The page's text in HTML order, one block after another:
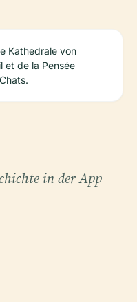
Kathedrale von
et de la Pensée
in der App